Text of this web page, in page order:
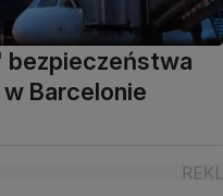
bezpieczeństwa
Barcelonie